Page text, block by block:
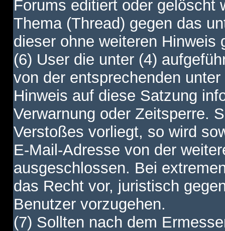
Forums editiert oder gelöscht
Thema (Thread) gegen das
dieser ohne weiteren Hinweis
(6) User die unter (4)
von der entsprechenden
Hinweis auf diese Satzung
Verwarnung oder Zeitsperre.
Verstoßes vorliegt, so wird
E-Mail-Adresse von der
ausgeschlossen. Bei
das Recht vor, juristisch
Benutzer vorzugehen.
(7) Sollten nach dem